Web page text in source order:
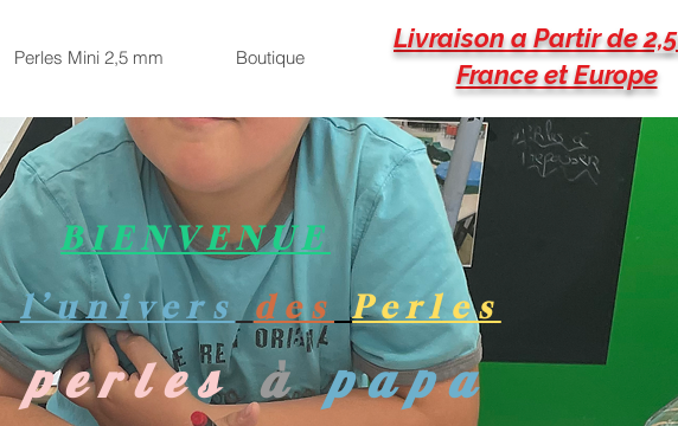
Perles Mini 2,5 mm Boutique
Livraison a Partir de
France et Europe
BIENVENUE
l’univers des Perles
perles à papa